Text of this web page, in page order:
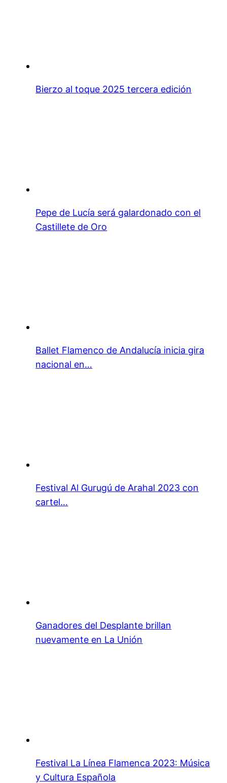
Bierzo al toque 2025 tercera edición
Pepe de Lucía será galardonado con el
Castillete de Oro
Ballet Flamenco de Andalucía inicia gira
nacional en…
Festival Al Gurugú de Arahal 2023 con
cartel…
Ganadores del Desplante brillan
nuevamente en La Unión
Festival La Línea Flamenca 2023: Música
y Cultura Española